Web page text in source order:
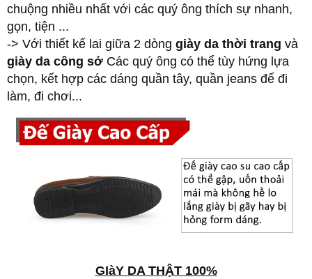
chuộng nhiều nhất với các quý ông thích sự nhanh,
gọn, tiện ...
-> Với thiết kế lai giữa 2 dòng giày da thời trang và
giày da công sở Các quý ông có thể tùy hứng lựa
chọn, kết hợp các dáng quần tây, quần jeans để đi
làm, đi chơi...
GIàY DA THẬT 100%